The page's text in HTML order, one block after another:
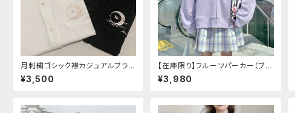
月刺繍ゴシック襟カジュアルブラウ
ス(長袖)
¥3,500
【在庫限り】フルーツパーカー（ブル
べリ、ブドウ、キウイ、チェリー、ぶど
う
¥3,980